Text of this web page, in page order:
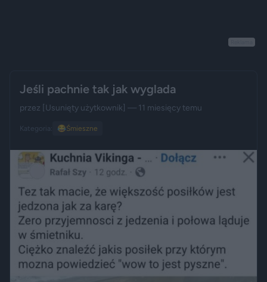
Jeśli pachnie tak jak wyglada
przez [Usunięty użytkownik] — 11 miesięcy temu
Kategoria: 😂Śmieszne